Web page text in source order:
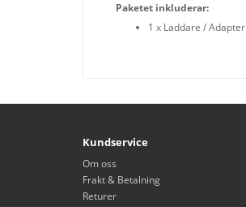
Paketet inkluderar:
1 x Laddare / Adapter
Kundservice
Om oss
Frakt & Betalning
Returer